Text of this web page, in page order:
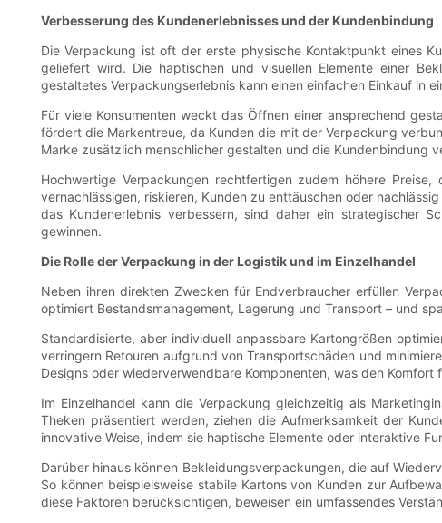
Verbesserung des Kundenerlebnisses und der Kundenbindung
Die Verpackung ist oft der erste physische Kontaktpunkt eines
geliefert wird. Die haptischen und visuellen Elemente einer
gestaltetes Verpackungserlebnis kann einen einfachen Einkauf in
Für viele Konsumenten weckt das Öffnen einer ansprechend
fördert die Markentreue, da Kunden die mit der Verpackung
Marke zusätzlich menschlicher gestalten und die Kundenbindung
Hochwertige Verpackungen rechtfertigen zudem höhere
vernachlässigen, riskieren, Kunden zu enttäuschen oder
das Kundenerlebnis verbessern, sind daher ein strategischer
gewinnen.
Die Rolle der Verpackung in der Logistik und im Einzelhandel
Neben ihren direkten Zwecken für Endverbraucher erfüllen
optimiert Bestandsmanagement, Lagerung und Transport – und
Standardisierte, aber individuell anpassbare Kartongrößen
verringern Retouren aufgrund von Transportschäden und
Designs oder wiederverwendbare Komponenten, was den
Im Einzelhandel kann die Verpackung gleichzeitig als
Theken präsentiert werden, ziehen die Aufmerksamkeit der
innovative Weise, indem sie haptische Elemente oder interaktive
Darüber hinaus können Bekleidungsverpackungen, die auf
So können beispielsweise stabile Kartons von Kunden zur
diese Faktoren berücksichtigen, beweisen ein umfassendes